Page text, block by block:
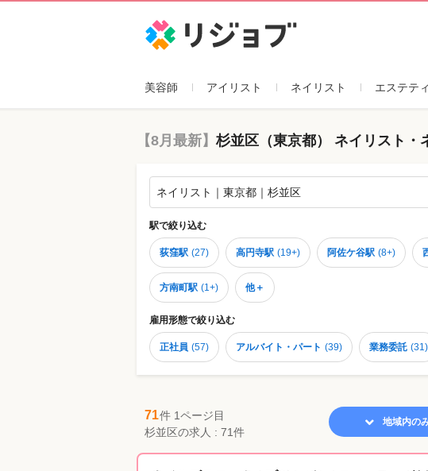
美容師 アイリスト ネイリスト エステテ
【8月最新】杉並区（東京都） ネイリスト・
ネイリスト｜東京都｜杉並区
駅で絞り込む
荻窪駅 (27) 高円寺駅 (19+) 阿佐ケ谷駅 (8+)
方南町駅 (1+) 他＋
雇用形態で絞り込む
正社員 (57) アルバイト・パート (39) 業務委託 (31)
71件 1ページ目
杉並区の求人 : 71件
地域内の